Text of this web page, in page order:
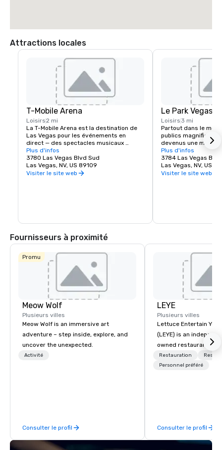
Attractions locales
T-Mobile Arena
Loisirs2 mi
La T-Mobile Arena est la destination de
Las Vegas pour les événements en
direct — des spectacles musicaux
incroyables aux événements sportifs
passionnants — elle établit une nouvelle
norme pour ce que signifie le
divertissement dans la ville qui fait le
de prix et des concerts de premier plan.
Plus d'infos
3780 Las Vegas Blvd Sud
Las Vegas, NV, US 89109
Visiter le site web
Le Park Vegas
Loisirs 3 mi
Partout dans le
publics magnifiques
devenus une
plus belles villes et
exception à la règle.
repensé l'expérience
traditionnelle en
Arena offrent de
Plus d'infos
3784 Las Vegas
Las Vegas, NV, US
Visiter le site web
Fournisseurs à proximité
Promu
Meow Wolf
Plusieurs villes
Meow Wolf is an immersive art
adventure – step inside, explore, and
uncover the unexpected.
Activité
Consulter le profil
LEYE
Plusieurs villes
Lettuce Entertain You
(LEYE) is an
owned restaurant
Chicago that owns,
licenses more than
opening of R.J.
thanks to the
Restauration
Personnel préféré
Consulter le profil